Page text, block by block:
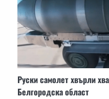
Руски самолет хвърли
Белгородска област